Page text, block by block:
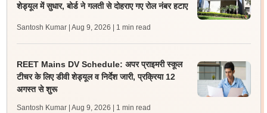
शेड्यूल में सुधार, बोर्ड ने गलती से दोहराए गए रोल नंबर हटाए
Santosh Kumar | Aug 9, 2026 | 1 min read
REET Mains DV Schedule: अपर प्राइमरी स्कूल
टीचर के लिए डीवी शेड्यूल व निर्देश जारी, प्रक्रिया 12
अगस्त से शुरू
Santosh Kumar | Aug 9, 2026 | 1 min read